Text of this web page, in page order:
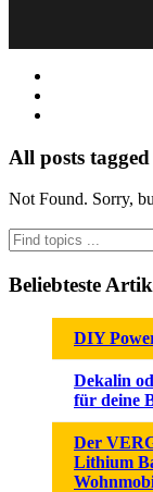
All posts
Not Found. Sorry,
Beliebteste
DIY
Dekalin
für deine
Der
Lithium